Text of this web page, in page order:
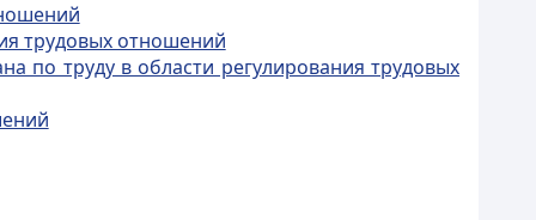
трудовых отношений
по труду в области регулирования трудовых